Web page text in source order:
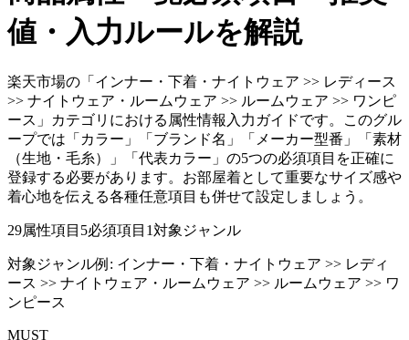
値・入力ルールを解説
楽天市場の「インナー・下着・ナイトウェア >> レディース
>> ナイトウェア・ルームウェア >> ルームウェア >> ワンピ
ース」カテゴリにおける属性情報入力ガイドです。このグル
ープでは「カラー」「ブランド名」「メーカー型番」「素材
（生地・毛糸）」「代表カラー」の5つの必須項目を正確に
登録する必要があります。お部屋着として重要なサイズ感や
着心地を伝える各種任意項目も併せて設定しましょう。
29属性項目 5必須項目 1対象ジャンル
対象ジャンル例: インナー・下着・ナイトウェア >> レディ
ース >> ナイトウェア・ルームウェア >> ルームウェア >> ワ
ンピース
MUST